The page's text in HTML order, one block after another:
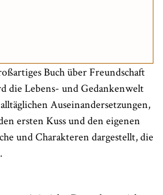
Buch über Freundschaft
die Lebens- und Gedankenwelt
Auseinandersetzungen,
ersten Kuss und den eigenen
und Charakteren dargestellt, die